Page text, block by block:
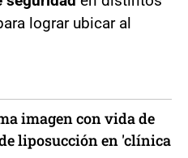
lograr ubicar al
imagen con vida de
liposucción en 'clínica